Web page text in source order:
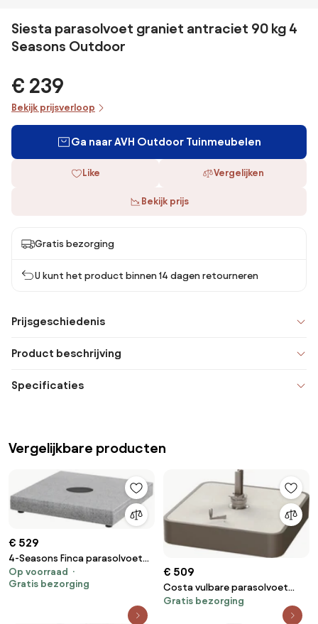
Siesta parasolvoet graniet antraciet 90 kg 4
Seasons Outdoor
€ 239
Bekijk prijsverloop
Ga naar AVH Outdoor Tuinmeubelen
Like Vergelijken
Bekijk prijs
Gratis bezorging
U kunt het product binnen 14 dagen retourneren
Prijsgeschiedenis
Product beschrijving
Specificaties
Vergelijkbare producten
€ 529
4-Seasons Finca parasolvoet
graniet 180 kg.
Op voorraad
Gratis bezorging
€ 509
Costa vulbare parasolvoet
ceramic plate 4 Seasons
Gratis bezorging